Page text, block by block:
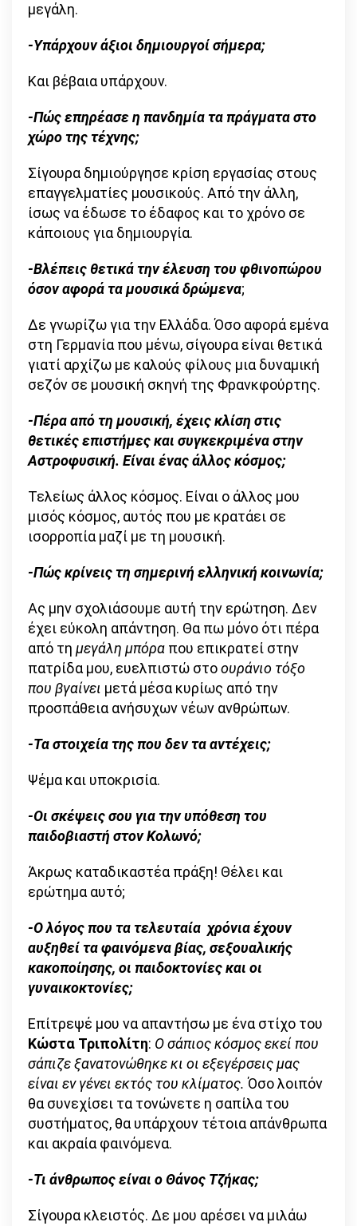
μεγάλη.
-Υπάρχουν άξιοι δημιουργοί σήμερα;
Και βέβαια υπάρχουν.
-Πώς επηρέασε η πανδημία τα πράγματα στο
χώρο της τέχνης;
Σίγουρα δημιούργησε κρίση εργασίας στους
επαγγελματίες μουσικούς. Από την άλλη,
ίσως να έδωσε το έδαφος και το χρόνο σε
κάποιους για δημιουργία.
-Βλέπεις θετικά την έλευση του φθινοπώρου
όσον αφορά τα μουσικά δρώμενα;
Δε γνωρίζω για την Ελλάδα. Όσο αφορά εμένα
στη Γερμανία που μένω, σίγουρα είναι θετικά
γιατί αρχίζω με καλούς φίλους μια δυναμική
σεζόν σε μουσική σκηνή της Φρανκφούρτης.
-Πέρα από τη μουσική, έχεις κλίση στις
θετικές επιστήμες και συγκεκριμένα στην
Αστροφυσική. Είναι ένας άλλος κόσμος;
Τελείως άλλος κόσμος. Είναι ο άλλος μου
μισός κόσμος, αυτός που με κρατάει σε
ισορροπία μαζί με τη μουσική.
-Πώς κρίνεις τη σημερινή ελληνική κοινωνία;
Ας μην σχολιάσουμε αυτή την ερώτηση. Δεν
έχει εύκολη απάντηση. Θα πω μόνο ότι πέρα
από τη μεγάλη μπόρα που επικρατεί στην
πατρίδα μου, ευελπιστώ στοουράνιο τόξο
που βγαίνει μετά μέσα κυρίως από την
προσπάθεια ανήσυχων νέων ανθρώπων.
-Τα στοιχεία της που δεν τα αντέχεις;
Ψέμα και υποκρισία.
-Οι σκέψεις σου για την υπόθεση του
παιδοβιαστή στον Κολωνό;
Άκρως καταδικαστέα πράξη! Θέλει και
ερώτημα αυτό;
-Ο λόγος που τα τελευταία χρόνια έχουν
αυξηθεί τα φαινόμενα βίας, σεξουαλικής
κακοποίησης, οι παιδοκτονίες και οι
γυναικοκτονίες;
Επίτρεψέ μου να απαντήσω με ένα στίχο του
Κώστα Τριπολίτη: Ο σάπιος κόσμος εκεί που
σάπιζε ξανατονώθηκε κι οι εξεγέρσεις μας
είναι εν γένει εκτός του κλίματος.Όσο λοιπόν
θα συνεχίσει τα τονώνετε η σαπίλα του
συστήματος, θα υπάρχουν τέτοια απάνθρωπα
και ακραία φαινόμενα.
-Τι άνθρωπος είναι ο Θάνος Τζήκας;
Σίγουρα κλειστός. Δε μου αρέσει να μιλάω